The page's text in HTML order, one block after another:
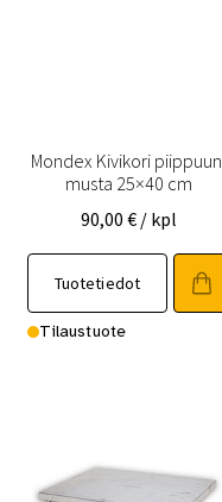
Mondex Kivikori piippuun,
musta 25×40 cm
90,00 € / kpl
Tuotetiedot
Tilaustuote